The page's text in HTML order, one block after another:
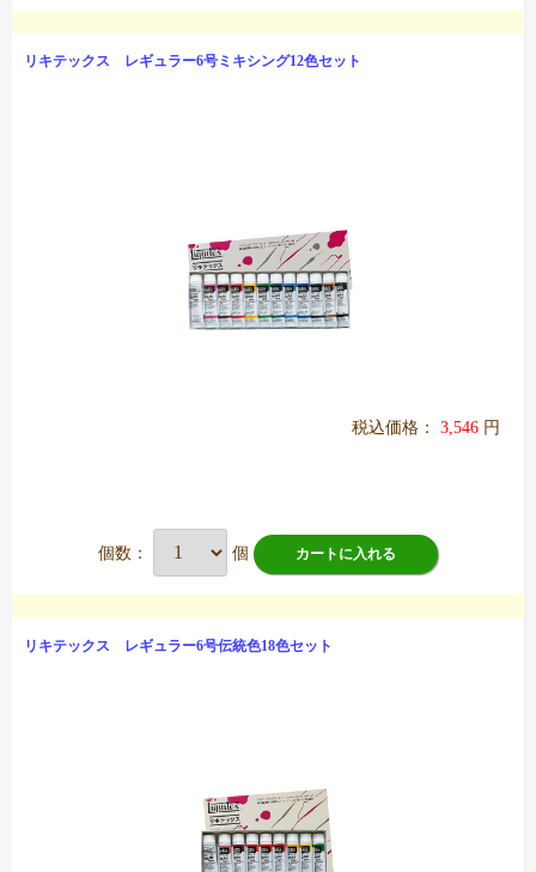
リキテックス レギュラー6号ミキシング12色セット
税込価格： 3,546 円
個数： 個 カートに入れる
リキテックス レギュラー6号伝統色18色セット